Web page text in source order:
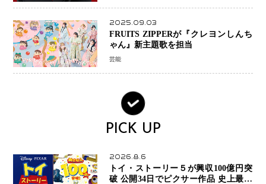
2025.09.03
FRUITS ZIPPERが『クレヨンしんち
ゃん』新主題歌を担当
芸能
PICK UP
2026.8.6
トイ・ストーリー５が興収100億円突
破 公開34日でピクサー作品 史上最速